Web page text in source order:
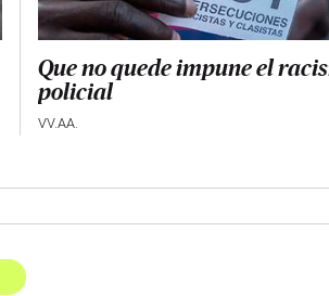
Que no quede impune el
policial
VV.AA.